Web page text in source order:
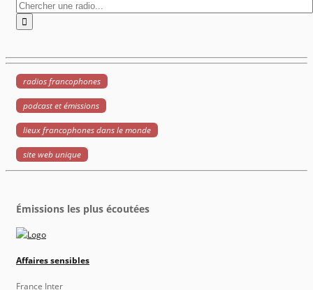
radios francophones
podcast et émissions
lieux francophones dans le monde
site web unique
Émissions les plus écoutées
Affaires sensibles
France Inter